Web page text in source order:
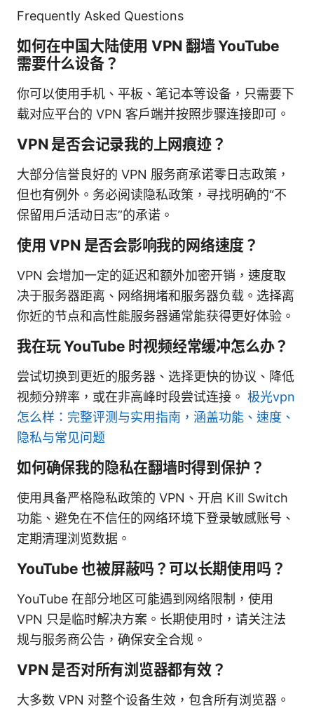
Frequently Asked Questions
如何在中国大陆使用 VPN 翻墙 YouTube
需要什么设备？
你可以使用手机、平板、笔记本等设备，只需要下
载对应平台的 VPN 客户端并按照步骤连接即可。
VPN 是否会记录我的上网痕迹？
大部分信誉良好的 VPN 服务商承诺零日志政策，
但也有例外。务必阅读隐私政策，寻找明确的“不
保留用户活动日志”的承诺。
使用 VPN 是否会影响我的网络速度？
VPN 会增加一定的延迟和额外加密开销，速度取
决于服务器距离、网络拥堵和服务器负载。选择离
你近的节点和高性能服务器通常能获得更好体验。
我在玩 YouTube 时视频经常缓冲怎么办？
尝试切换到更近的服务器、选择更快的协议、降低
视频分辨率，或在非高峰时段尝试连接。 极光vpn
怎么样：完整评测与实用指南，涵盖功能、速度、
隐私与常见问题
如何确保我的隐私在翻墙时得到保护？
使用具备严格隐私政策的 VPN、开启 Kill Switch
功能、避免在不信任的网络环境下登录敏感账号、
定期清理浏览数据。
YouTube 也被屏蔽吗？可以长期使用吗？
YouTube 在部分地区可能遇到网络限制，使用
VPN 只是临时解决方案。长期使用时，请关注法
规与服务商公告，确保安全合规。
VPN 是否对所有浏览器都有效？
大多数 VPN 对整个设备生效，包含所有浏览器。